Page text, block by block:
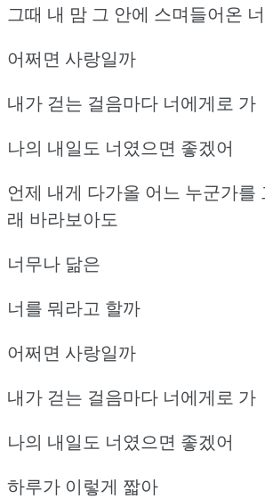
그때 내 맘 그 안에 스며들어온
어쩌면 사랑일까
내가 걷는 걸음마다 너에게로 가
나의 내일도 너였으면 좋겠어
언제 내게 다가올 어느 누군가를
래 바라보아도
너무나 닮은
너를 뭐라고 할까
어쩌면 사랑일까
내가 걷는 걸음마다 너에게로 가
나의 내일도 너였으면 좋겠어
하루가 이렇게 짧아